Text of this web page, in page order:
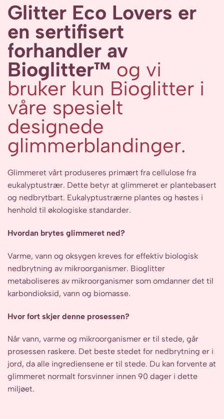
Glitter Eco Lovers er
en sertifisert
forhandler av
Bioglitter™ og vi
bruker kun Bioglitter i
våre spesielt
designede
glimmerblandinger.
Glimmeret vårt produseres primært fra cellulose fra
eukalyptustrær. Dette betyr at glimmeret er plantebasert
og nedbrytbart. Eukalyptustrærne plantes og høstes i
henhold til økologiske standarder.
Hvordan brytes glimmeret ned?
Varme, vann og oksygen kreves for effektiv biologisk
nedbrytning av mikroorganismer. Bioglitter
metaboliseres av mikroorganismer som omdanner det til
karbondioksid, vann og biomasse.
Hvor fort skjer denne prosessen?
Når vann, varme og mikroorganismer er til stede, går
prosessen raskere. Det beste stedet for nedbrytning er i
jord, da alle ingrediensene er til stede. Du kan forvente at
glimmeret normalt forsvinner innen 90 dager i dette
miljøet.